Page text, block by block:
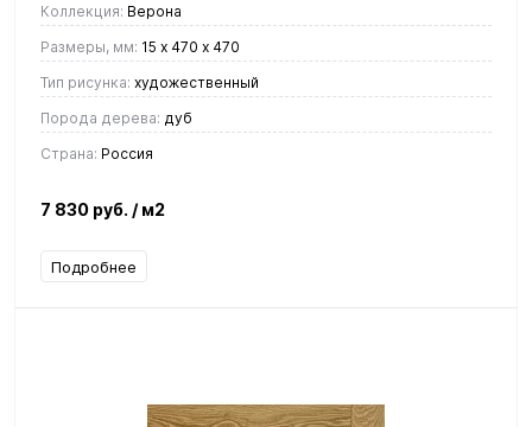
Коллекция: Верона
Размеры, мм: 15 х 470 х 470
Тип рисунка: художественный
Порода дерева: дуб
Страна: Россия
7 830 руб. / м2
Подробнее